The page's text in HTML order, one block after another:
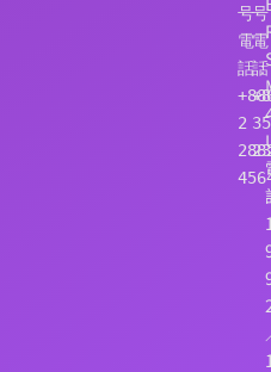
号
電
話：
2
号
電